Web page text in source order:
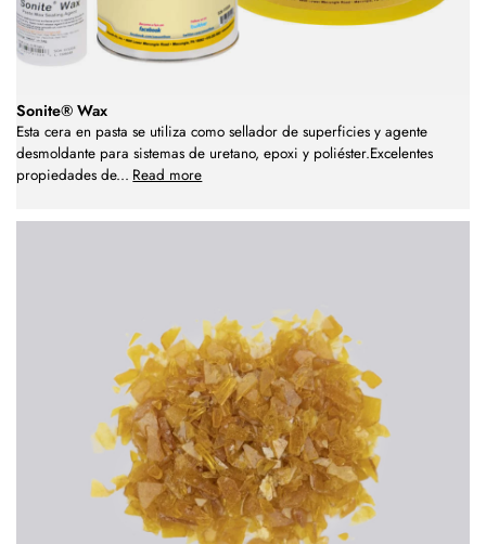
Sonite® Wax
Esta cera en pasta se utiliza como sellador de superficies y agente
desmoldante para sistemas de uretano, epoxi y poliéster.Excelentes
propiedades de... Read more